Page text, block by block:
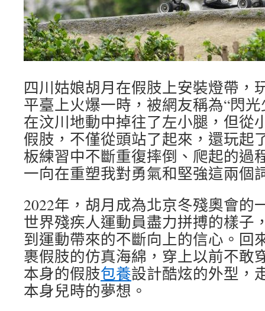
四川姑娘胡月在假肢上安裝燈帶，
平臺上火爆一時，被網友稱為“閃
在汶川地動中掉往了左小腿，但從
假肢，不僅從頭站了起來，還玩起
板練習中不斷重復摔倒、爬起的過
一向在重塑我對勇氣和堅強這兩個
2022年，胡月成為北京冬殘奧會的
世界殘疾人運動員盡力拼搏的樣子
到運動帶來的不斷向上的信心。回
裹假肢的仿真海綿，穿上以前不敢
本身的假肢包養設計酷炫的外型，
本身兒時的夢想。